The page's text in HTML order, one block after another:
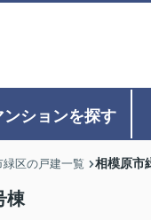
ンションを探す
緑区の戸建一覧 相模原
棟